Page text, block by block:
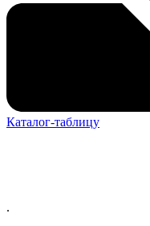
Каталог-таблицу
.